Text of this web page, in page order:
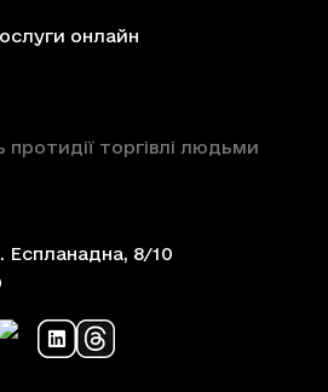
онлайн
протидії торгівлі людьми
Еспланадна, 8/10